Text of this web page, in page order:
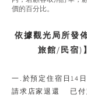
價的百分比。
依據觀光局所發
旅館/民宿)
一.於預定住宿日14
請求店家退還 已付